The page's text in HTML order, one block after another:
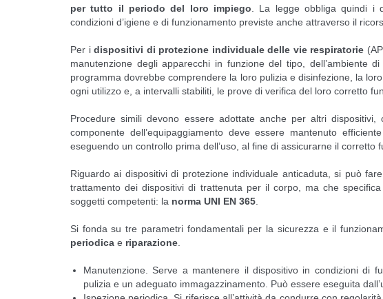
per tutto il periodo del loro impiego
La legge obbliga quindi i
condizioni d’igiene e di funzionamento previste anche attraverso il
Per idispositivi di protezione individuale delle vie respiratorie
manutenzione degli apparecchi in funzione del tipo, dell’ambiente
programma dovrebbe comprendere la loro pulizia e disinfezione, la
ogni utilizzo e, a intervalli stabiliti, le prove di verifica del loro corretto
Procedure simili devono essere adottate anche per altri dispositivi,
componente dell’equipaggiamento deve essere mantenuto
eseguendo un controllo prima dell’uso, al fine di assicurarne il corretto
Riguardo ai dispositivi di protezione individuale anticaduta, si può
trattamento dei dispositivi di trattenuta per il corpo, ma che
soggetti competenti: la norma UNI EN 365
Si fonda su tre parametri fondamentali per la sicurezza e il
periodica e riparazione
Manutenzione. Serve a mantenere il dispositivo in condizioni di
pulizia e un adeguato immagazzinamento. Può essere eseguita